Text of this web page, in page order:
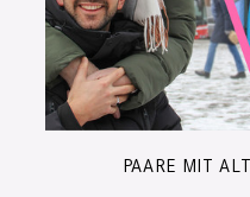
PAARE MIT